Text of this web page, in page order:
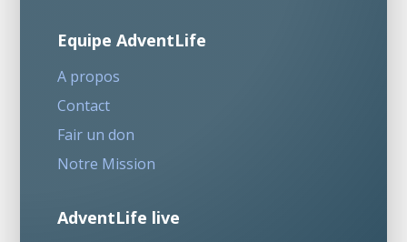
Equipe AdventLife
A propos
Contact
Fair un don
Notre Mission
AdventLife live